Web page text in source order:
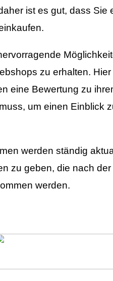
ist es gut, dass Sie
zu erhalten.
eine Bewertung zu
um einen Einblick
werden ständig
zu geben, die nach der
werden.